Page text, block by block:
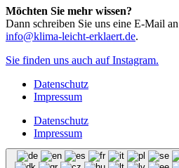
Möchten Sie mehr wissen?
Dann schreiben Sie uns eine E-Mail an
info@klima-leicht-erklaert.de.
Sie finden uns auch auf Instagram.
Datenschutz
Impressum
Datenschutz
Impressum